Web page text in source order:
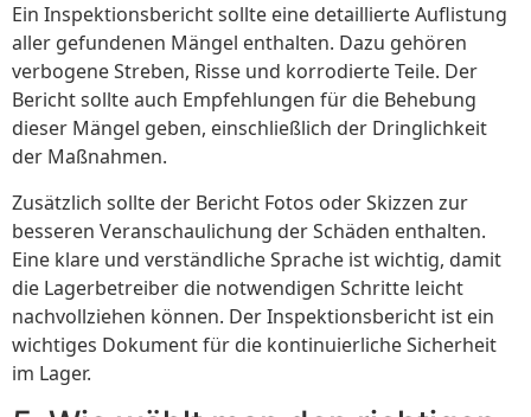
Ein Inspektionsbericht sollte eine detaillierte Auflistung
aller gefundenen Mängel enthalten. Dazu gehören
verbogene Streben, Risse und korrodierte Teile. Der
Bericht sollte auch Empfehlungen für die Behebung
dieser Mängel geben, einschließlich der Dringlichkeit
der Maßnahmen.
Zusätzlich sollte der Bericht Fotos oder Skizzen zur
besseren Veranschaulichung der Schäden enthalten.
Eine klare und verständliche Sprache ist wichtig, damit
die Lagerbetreiber die notwendigen Schritte leicht
nachvollziehen können. Der Inspektionsbericht ist ein
wichtiges Dokument für die kontinuierliche Sicherheit
im Lager.